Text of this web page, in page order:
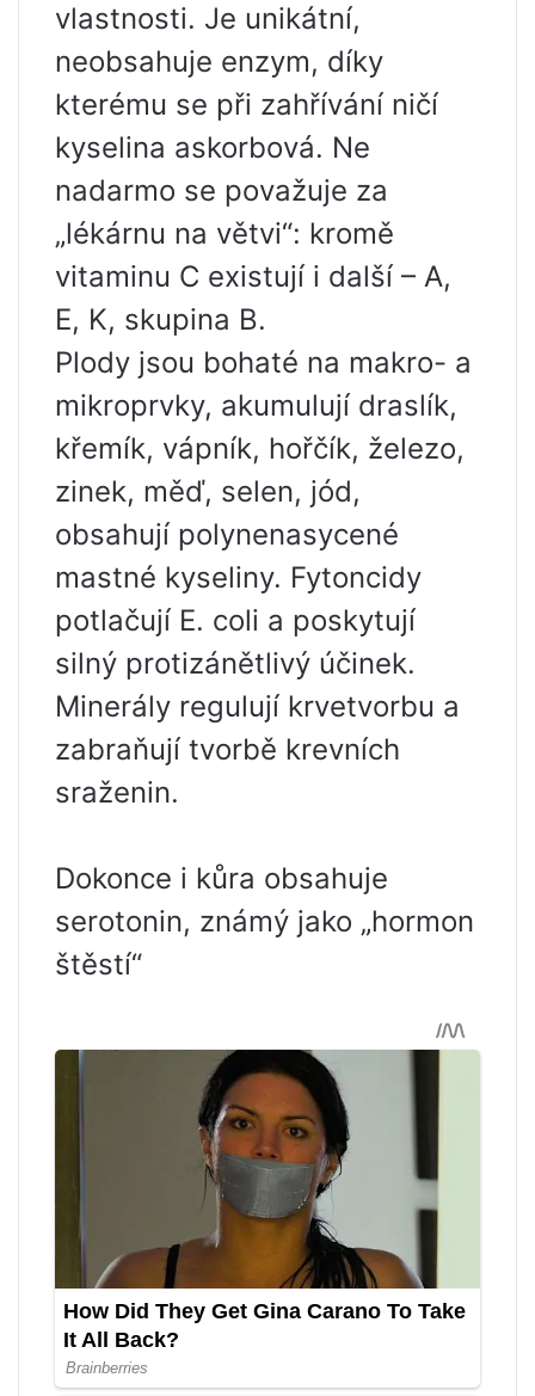
vlastnosti. Je unikátní,
neobsahuje enzym, díky
kterému se při zahřívání ničí
kyselina askorbová. Ne
nadarmo se považuje za
„lékárnu na větvi“: kromě
vitaminu C existují i ​​další – A,
E, K, skupina B.
Plody jsou bohaté na makro- a
mikroprvky, akumulují draslík,
křemík, vápník, hořčík, železo,
zinek, měď, selen, jód,
obsahují polynenasycené
mastné kyseliny. Fytoncidy
potlačují E. coli a poskytují
silný protizánětlivý účinek.
Minerály regulují krvetvorbu a
zabraňují tvorbě krevních
sraženin.
Dokonce i kůra obsahuje
serotonin, známý jako „hormon
štěstí“